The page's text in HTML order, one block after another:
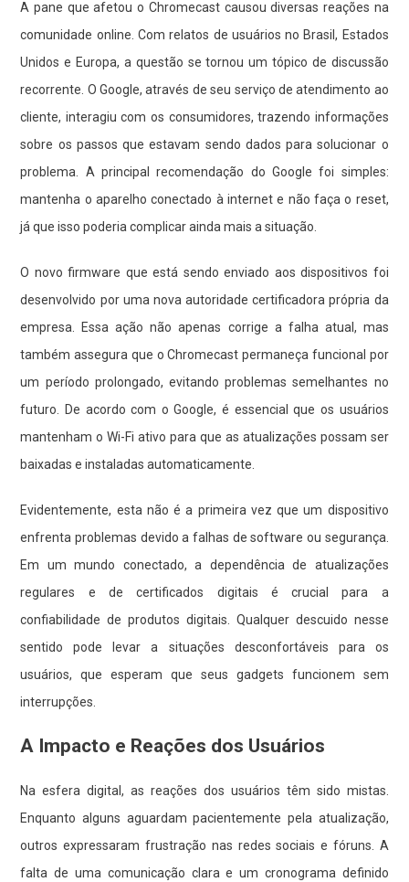
A pane que afetou o Chromecast causou diversas reações na
comunidade online. Com relatos de usuários no Brasil, Estados
Unidos e Europa, a questão se tornou um tópico de discussão
recorrente. O Google, através de seu serviço de atendimento ao
cliente, interagiu com os consumidores, trazendo informações
sobre os passos que estavam sendo dados para solucionar o
problema. A principal recomendação do Google foi simples:
mantenha o aparelho conectado à internet e não faça o reset,
já que isso poderia complicar ainda mais a situação.
O novo firmware que está sendo enviado aos dispositivos foi
desenvolvido por uma nova autoridade certificadora própria da
empresa. Essa ação não apenas corrige a falha atual, mas
também assegura que o Chromecast permaneça funcional por
um período prolongado, evitando problemas semelhantes no
futuro. De acordo com o Google, é essencial que os usuários
mantenham o Wi-Fi ativo para que as atualizações possam ser
baixadas e instaladas automaticamente.
Evidentemente, esta não é a primeira vez que um dispositivo
enfrenta problemas devido a falhas de software ou segurança.
Em um mundo conectado, a dependência de atualizações
regulares e de certificados digitais é crucial para a
confiabilidade de produtos digitais. Qualquer descuido nesse
sentido pode levar a situações desconfortáveis para os
usuários, que esperam que seus gadgets funcionem sem
interrupções.
A Impacto e Reações dos Usuários
Na esfera digital, as reações dos usuários têm sido mistas.
Enquanto alguns aguardam pacientemente pela atualização,
outros expressaram frustração nas redes sociais e fóruns. A
falta de uma comunicação clara e um cronograma definido